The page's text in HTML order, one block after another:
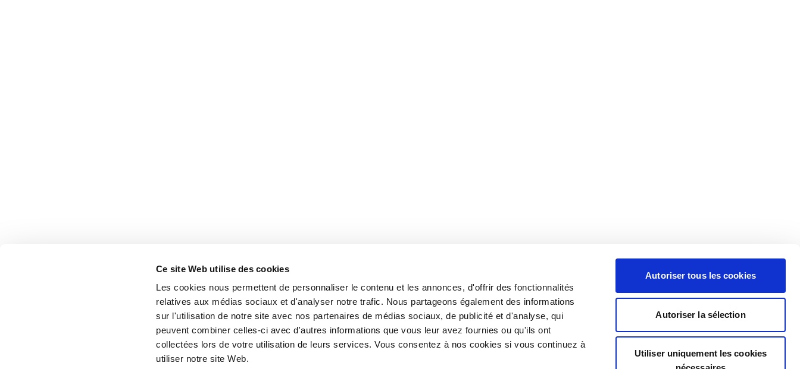
Ce site Web utilise des cookies
Les cookies nous permettent de personnaliser le contenu et les annonces, d'offrir des fonctionnalités
relatives aux médias sociaux et d'analyser notre trafic. Nous partageons également des informations
sur l'utilisation de notre site avec nos partenaires de médias sociaux, de publicité et d'analyse, qui
peuvent combiner celles-ci avec d'autres informations que vous leur avez fournies ou qu'ils ont
collectées lors de votre utilisation de leurs services. Vous consentez à nos cookies si vous continuez à
utiliser notre site Web.
Autoriser tous les cookies
Autoriser la sélection
Utiliser uniquement les cookies